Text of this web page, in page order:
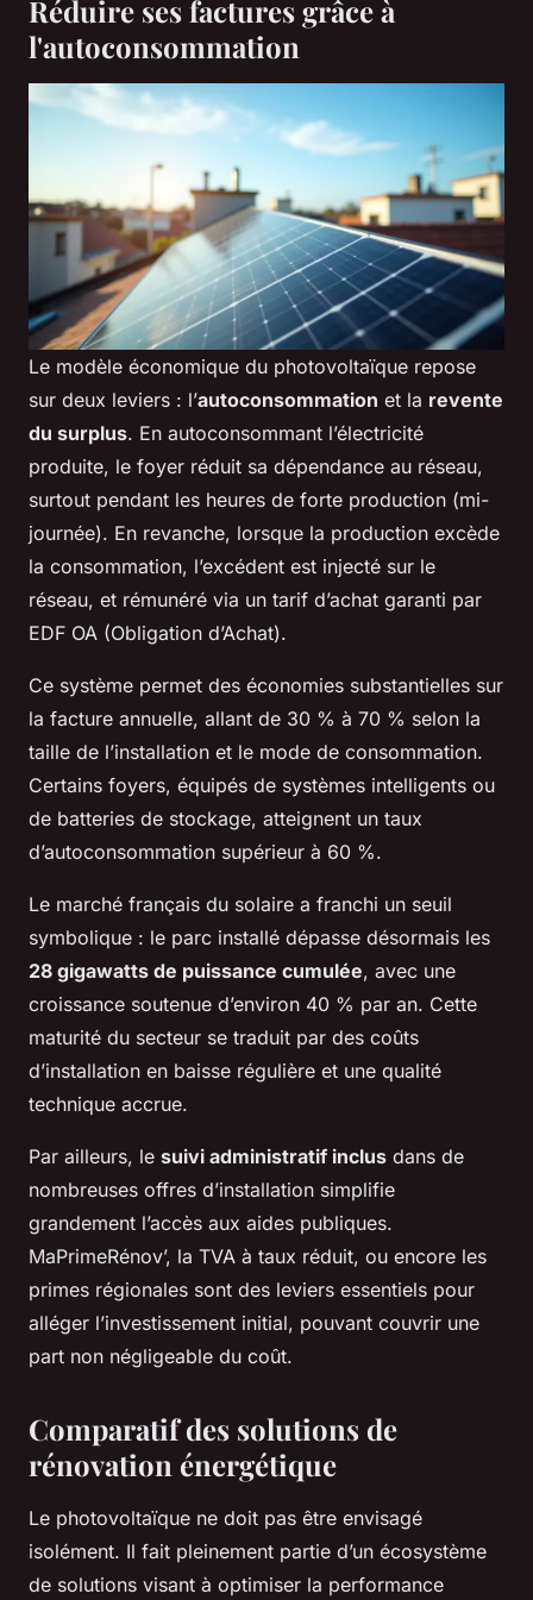
Réduire ses factures grâce à
l'autoconsommation
Le modèle économique du photovoltaïque repose
sur deux leviers : l’autoconsommation et la revente
du surplus. En autoconsommant l’électricité
produite, le foyer réduit sa dépendance au réseau,
surtout pendant les heures de forte production (mi-
journée). En revanche, lorsque la production excède
la consommation, l’excédent est injecté sur le
réseau, et rémunéré via un tarif d’achat garanti par
EDF OA (Obligation d’Achat).
Ce système permet des économies substantielles sur
la facture annuelle, allant de 30 % à 70 % selon la
taille de l’installation et le mode de consommation.
Certains foyers, équipés de systèmes intelligents ou
de batteries de stockage, atteignent un taux
d’autoconsommation supérieur à 60 %.
Le marché français du solaire a franchi un seuil
symbolique : le parc installé dépasse désormais les
28 gigawatts de puissance cumulée, avec une
croissance soutenue d’environ 40 % par an. Cette
maturité du secteur se traduit par des coûts
d’installation en baisse régulière et une qualité
technique accrue.
Par ailleurs, le suivi administratif inclus dans de
nombreuses offres d’installation simplifie
grandement l’accès aux aides publiques.
MaPrimeRénov’, la TVA à taux réduit, ou encore les
primes régionales sont des leviers essentiels pour
alléger l’investissement initial, pouvant couvrir une
part non négligeable du coût.
Comparatif des solutions de
rénovation énergétique
Le photovoltaïque ne doit pas être envisagé
isolément. Il fait pleinement partie d’un écosystème
de solutions visant à optimiser la performance